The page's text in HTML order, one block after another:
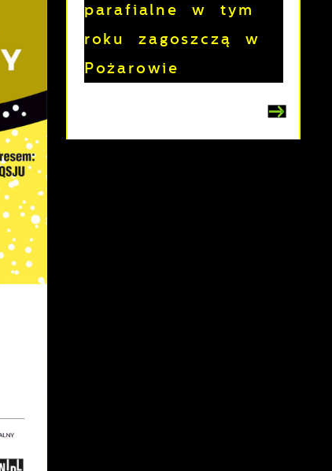
parafialne w tym
roku zagoszczą w
Pożarowie